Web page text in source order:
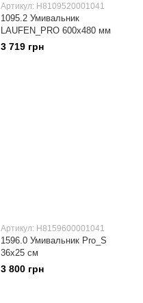
Артикул: H8109520001041
1095.2 Умивальник
LAUFEN_PRO 600х480 мм
3 719 грн
Артикул: H8159600001041
1596.0 Умивальник Pro_S
36х25 см
3 800 грн